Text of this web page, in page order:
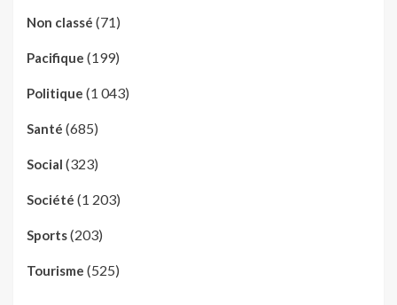
Non classé (71)
Pacifique (199)
Politique (1 043)
Santé (685)
Social (323)
Société (1 203)
Sports(203)
Tourisme (525)